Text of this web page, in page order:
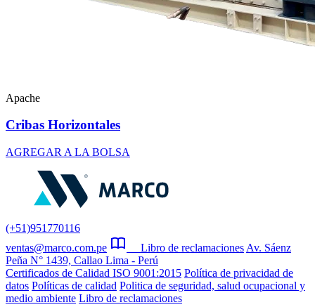
Apache
Cribas Horizontales
AGREGAR A LA BOLSA
(+51)951770116
ventas@marco.com.pe
Libro de reclamaciones Av. Sáenz
Peña N° 1439, Callao Lima - Perú
Certificados de Calidad ISO 9001:2015 Política de privacidad de
datos Políticas de calidad Politica de seguridad, salud ocupacional y
medio ambiente Libro de reclamaciones